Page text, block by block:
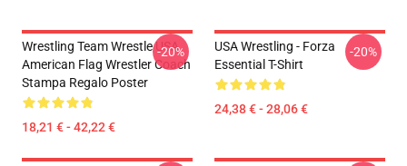
Wrestling Team Wrestle USA
American Flag Wrestler Coach
Stampa Regalo Poster
18,21 € - 42,22 €
-20%
USA Wrestling - Forza
Essential T-Shirt
24,38 € - 28,06 €
-20%